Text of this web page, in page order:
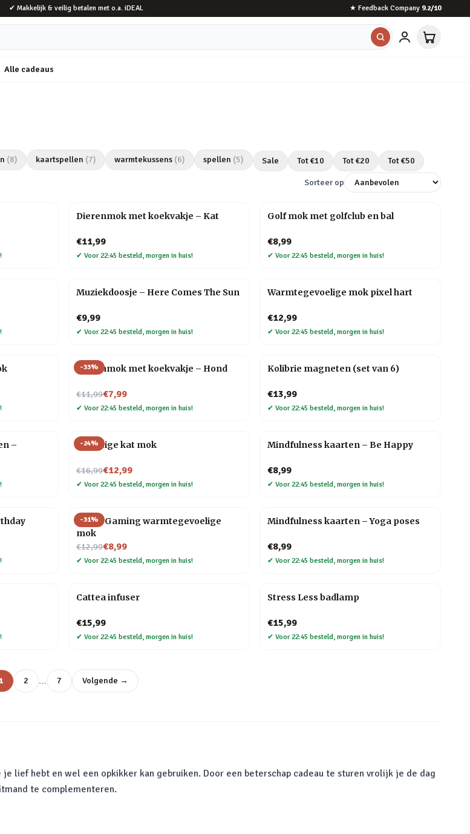
✔ Makkelijk & veilig betalen met o.a. iDEAL ★ Feedback Company 9.2/10
Alle cadeaus
(8) kaartspellen (7) warmtekussens (6) spellen (5) Sale Tot €10 Tot €20 Tot €50
Sorteer op
Dierenmok met koekvakje – Kat
€11,99
✔ Voor 22:45 besteld, morgen in huis!
Golf mok met golfclub en bal
€8,99
✔ Voor 22:45 besteld, morgen in huis!
Muziekdoosje – Here Comes The Sun
€9,99
✔ Voor 22:45 besteld, morgen in huis!
Warmtegevoelige mok pixel hart
€12,99
✔ Voor 22:45 besteld, morgen in huis!
-33%
Dierenmok met koekvakje – Hond
€11,99
Nu voor€7,99
✔ Voor 22:45 besteld, morgen in huis!
Kolibrie magneten (set van 6)
€13,99
✔ Voor 22:45 besteld, morgen in huis!
–
-24%
Schattige kat mok
€16,99
Nu voor€12,99
✔ Voor 22:45 besteld, morgen in huis!
Mindfulness kaarten – Be Happy
€8,99
✔ Voor 22:45 besteld, morgen in huis!
-31%
I Love Gaming warmtegevoelige
mok
€12,99
Nu voor€8,99
✔ Voor 22:45 besteld, morgen in huis!
Mindfulness kaarten – Yoga poses
€8,99
✔ Voor 22:45 besteld, morgen in huis!
Cattea infuser
€15,99
✔ Voor 22:45 besteld, morgen in huis!
Stress Less badlamp
€15,99
✔ Voor 22:45 besteld, morgen in huis!
2 … 7 Volgende →
lief hebt en wel een opkikker kan gebruiken. Door een beterschap cadeau te sturen vrolijk je de dag
te complementeren.